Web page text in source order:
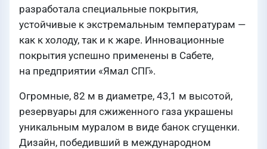
разработала специальные покрытия,
устойчивые к экстремальным температурам —
как к холоду, так и к жаре. Инновационные
покрытия успешно применены в Сабете,
на предприятии «Ямал СПГ».
Огромные, 82 м в диаметре, 43,1 м высотой,
резервуары для сжиженного газа украшены
уникальным муралом в виде банок сгущенки.
Дизайн, победивший в международном